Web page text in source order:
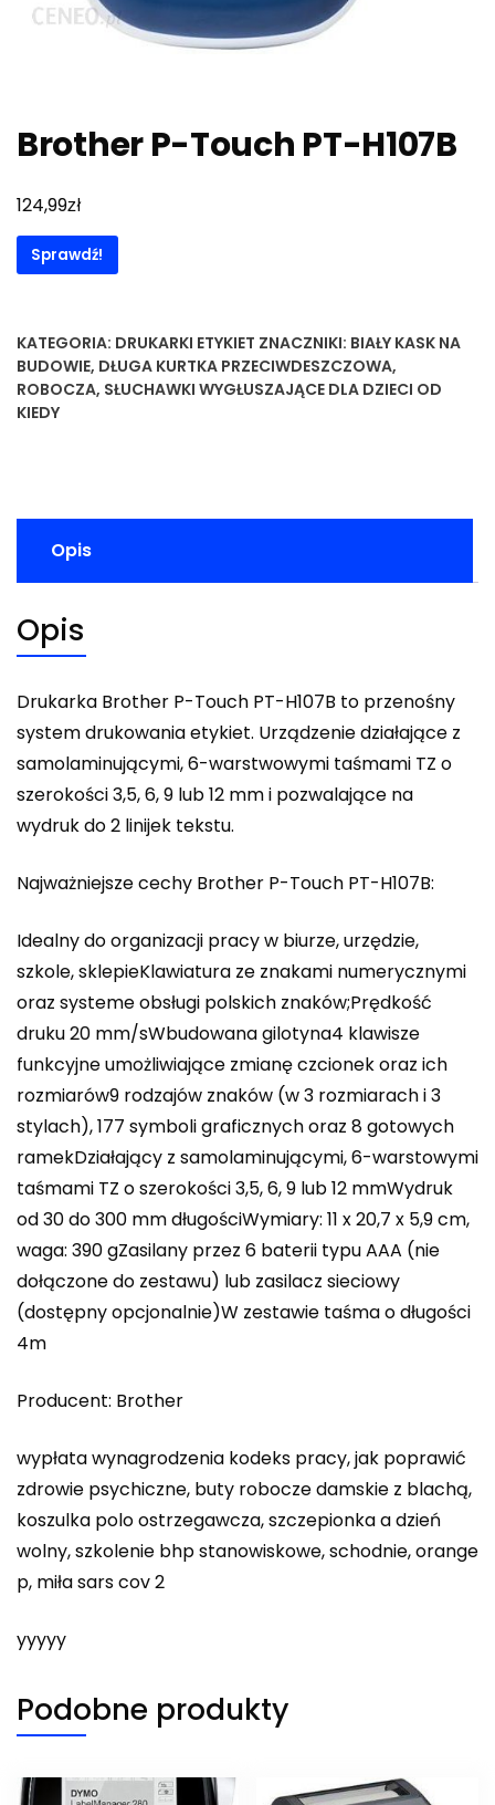
Brother P-Touch PT-H107B
124,99zł
Sprawdź!
KATEGORIA: DRUKARKI ETYKIET ZNACZNIKI: BIAŁY KASK NA
BUDOWIE, DŁUGA KURTKA PRZECIWDESZCZOWA,
ROBOCZA, SŁUCHAWKI WYGŁUSZAJĄCE DLA DZIECI OD
KIEDY
Opis
Opis
Drukarka Brother P-Touch PT-H107B to przenośny
system drukowania etykiet. Urządzenie działające z
samolaminującymi, 6-warstwowymi taśmami TZ o
szerokości 3,5, 6, 9 lub 12 mm i pozwalające na
wydruk do 2 linijek tekstu.
Najważniejsze cechy Brother P-Touch PT-H107B:
Idealny do organizacji pracy w biurze, urzędzie,
szkole, sklepieKlawiatura ze znakami numerycznymi
oraz systeme obsługi polskich znaków;Prędkość
druku 20 mm/sWbudowana gilotyna4 klawisze
funkcyjne umożliwiające zmianę czcionek oraz ich
rozmiarów9 rodzajów znaków (w 3 rozmiarach i 3
stylach), 177 symboli graficznych oraz 8 gotowych
ramekDziałający z samolaminującymi, 6-warstowymi
taśmami TZ o szerokości 3,5, 6, 9 lub 12 mmWydruk
od 30 do 300 mm długościWymiary: 11 x 20,7 x 5,9 cm,
waga: 390 gZasilany przez 6 baterii typu AAA (nie
dołączone do zestawu) lub zasilacz sieciowy
(dostępny opcjonalnie)W zestawie taśma o długości
4m
Producent: Brother
wypłata wynagrodzenia kodeks pracy, jak poprawić
zdrowie psychiczne, buty robocze damskie z blachą,
koszulka polo ostrzegawcza, szczepionka a dzień
wolny, szkolenie bhp stanowiskowe, schodnie, orange
p, miła sars cov 2
yyyyy
Podobne produkty